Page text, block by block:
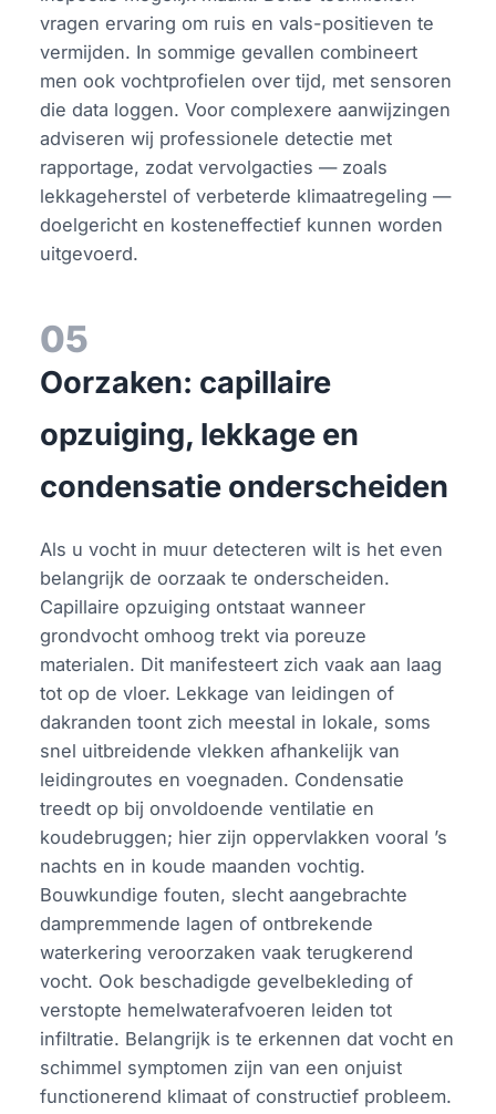
vragen ervaring om ruis en vals-positieven te
vermijden. In sommige gevallen combineert
men ook vochtprofielen over tijd, met sensoren
die data loggen. Voor complexere aanwijzingen
adviseren wij professionele detectie met
rapportage, zodat vervolgacties — zoals
lekkageherstel of verbeterde klimaatregeling —
doelgericht en kosteneffectief kunnen worden
uitgevoerd.
05
Oorzaken: capillaire
opzuiging, lekkage en
condensatie onderscheiden
Als u vocht in muur detecteren wilt is het even
belangrijk de oorzaak te onderscheiden.
Capillaire opzuiging ontstaat wanneer
grondvocht omhoog trekt via poreuze
materialen. Dit manifesteert zich vaak aan laag
tot op de vloer. Lekkage van leidingen of
dakranden toont zich meestal in lokale, soms
snel uitbreidende vlekken afhankelijk van
leidingroutes en voegnaden. Condensatie
treedt op bij onvoldoende ventilatie en
koudebruggen; hier zijn oppervlakken vooral ’s
nachts en in koude maanden vochtig.
Bouwkundige fouten, slecht aangebrachte
dampremmende lagen of ontbrekende
waterkering veroorzaken vaak terugkerend
vocht. Ook beschadigde gevelbekleding of
verstopte hemelwaterafvoeren leiden tot
infiltratie. Belangrijk is te erkennen dat vocht en
schimmel symptomen zijn van een onjuist
functionerend klimaat of constructief probleem.